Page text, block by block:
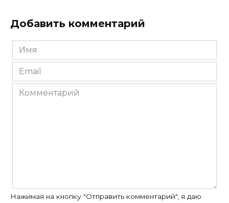
Добавить комментарий
Имя
*
Email
*
Комментарий
Нажимая на кнопку "Отправить комментарий", я даю